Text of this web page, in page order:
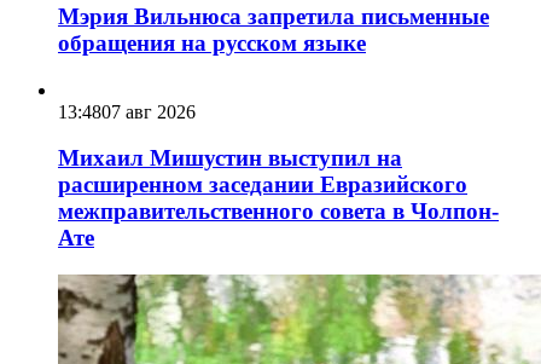
Мэрия Вильнюса запретила письменные
обращения на русском языке
13:4807 авг 2026
Михаил Мишустин выступил на
расширенном заседании Евразийского
межправительственного совета в Чолпон-
Ате